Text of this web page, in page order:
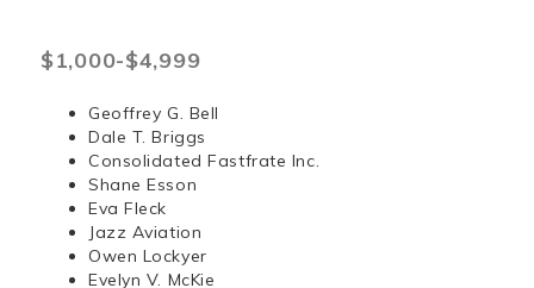
$1,000-$4,999
Geoffrey G. Bell
Dale T. Briggs
Consolidated Fastfrate Inc.
Shane Esson
Eva Fleck
Jazz Aviation
Owen Lockyer
Evelyn V. McKie